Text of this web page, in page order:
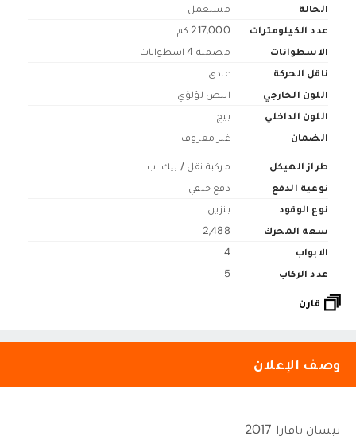
الحالة
مستعمل
عدد الكيلومترات
217,000 كم
الاسطوانات
مضمنة 4 اسطوانات
ناقل الحركة
عادي
اللون الخارجي
ابيض لؤلؤي
اللون الداخلي
بيج
الضمان
غير معروف
طراز الهيكل
مركبة نقل / بيك اب
نوعية الدفع
دفع خلفي
نوع الوقود
بنزين
سعة المحرك
2,488
الابواب
4
عدد الركاب
5
قارن
وصف الإعلان
نيسان نافارا 2017